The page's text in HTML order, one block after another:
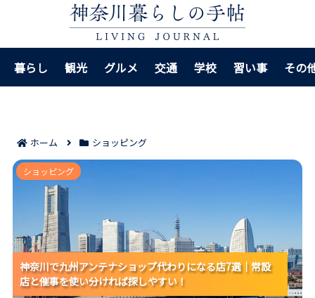
暮らし 観光 グルメ 交通 学校 習い事 その
ホーム ショッピング
神奈川で九州アンテナショップ代わりになる店7選｜常
設店と催事を使い分ければ探しやすい！
神奈川で九州アンテナショップ代わりになる店7選｜常設
店と催事を使い分ければ探しやすい！
神奈川で九州アンテナショップ代わりになる店7選｜常設
店と催事を使い分ければ探しやすい！
神奈川で九州アンテナショップ代わりになる店7選｜常設
店と催事を使い分ければ探しやすい！
ショッピング